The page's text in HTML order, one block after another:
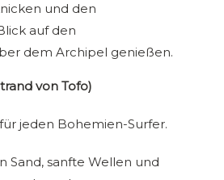
und den
auf den
dem Archipel genießen.
von Tofo)
jeden Bohemien-Surfer.
Sand, sanfte Wellen und